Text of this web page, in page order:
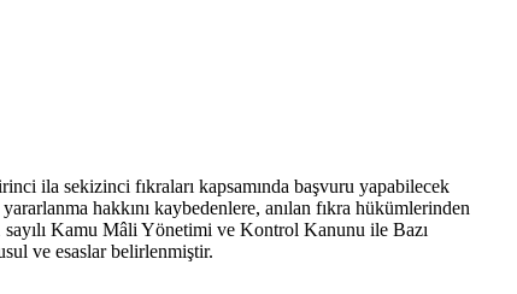
ila sekizinci fıkraları kapsamında başvuru yapabilecek
hakkını kaybedenlere, anılan fıkra hükümlerinden
Kamu Mâli Yönetimi ve Kontrol Kanunu ile Bazı
ve esaslar belirlenmiştir.